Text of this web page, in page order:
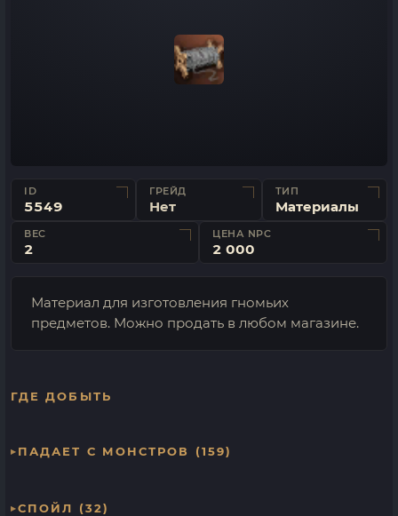
ID
5549
ГРЕЙД
Нет
ТИП
Материалы
ВЕС
2
ЦЕНА NPC
2 000
Материал для изготовления гномьих
предметов. Можно продать в любом магазине.
ГДЕ ДОБЫТЬ
ПАДАЕТ С МОНСТРОВ (159)
СПОЙЛ (32)